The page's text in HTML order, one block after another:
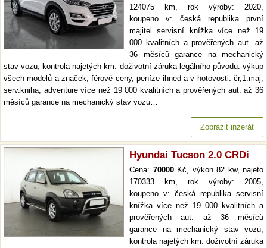
124075 km, rok výroby: 2020,
koupeno v: česká republika první
majitel servisní knížka více než 19
000 kvalitních a prověřených aut. až
36 měsíců garance na mechanický
stav vozu, kontrola najetých km. doživotní záruka legálního původu. výkup
všech modelů a značek, férové ceny, peníze ihned a v hotovosti. čr,1.maj,
serv.kniha, adventure více než 19 000 kvalitních a prověřených aut. až 36
měsíců garance na mechanický stav vozu…
Zobrazit inzerát
Hyundai Tucson 2.0 CRDi
Cena: 70000Kč, výkon 82 kw, najeto
170333 km, rok výroby: 2005,
koupeno v: česká republika servisní
knížka více než 19 000 kvalitních a
prověřených aut. až 36 měsíců
garance na mechanický stav vozu,
kontrola najetých km. doživotní záruka